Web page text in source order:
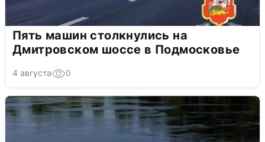
Пять машин столкнулись на
Дмитровском шоссе в Подмосковье
4 августа 0